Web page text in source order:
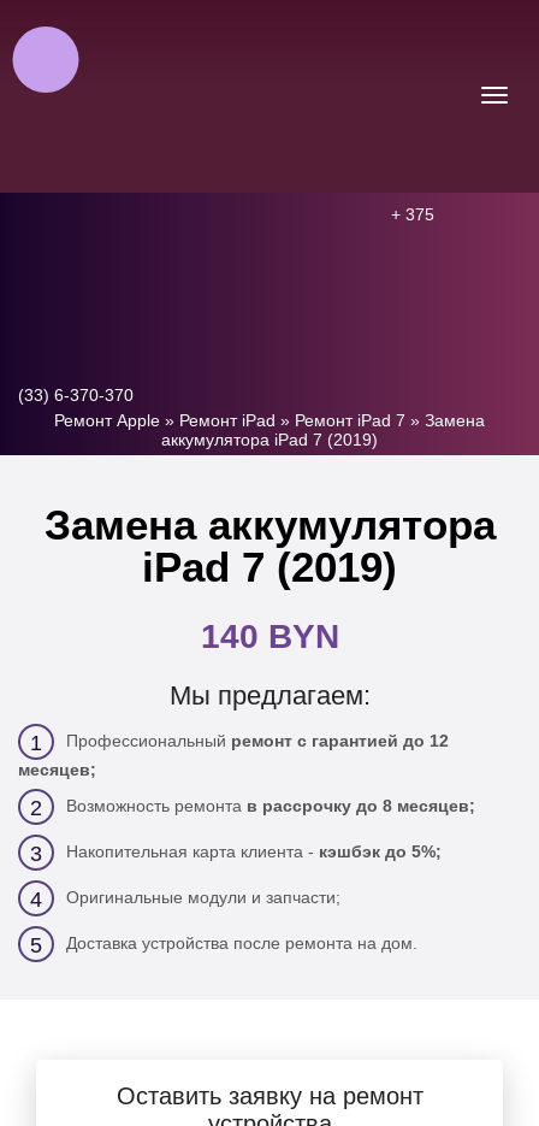
+ 375
(33) 6-370-370
Ремонт Apple » Ремонт iPad » Ремонт iPad 7 » Замена
аккумулятора iPad 7 (2019)
Замена аккумулятора
iPad 7 (2019)
140 BYN
Мы предлагаем:
1 Профессиональный ремонт с гарантией до 12
месяцев;
2 Возможность ремонта в рассрочку до 8 месяцев;
3 Накопительная карта клиента - кэшбэк до 5%;
4 Оригинальные модули и запчасти;
5 Доставка устройства после ремонта на дом.
Оставить заявку на ремонт